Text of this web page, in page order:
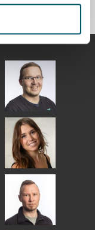
Antti
Aronen
GLASTON
Mar
Garrido